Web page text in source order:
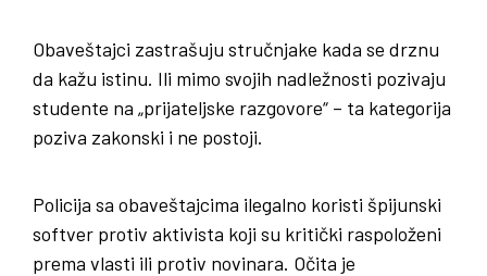
Obaveštajci zastrašuju stručnjake kada se drznu
da kažu istinu. Ili mimo svojih nadležnosti pozivaju
studente na „prijateljske razgovore“ – ta kategorija
poziva zakonski i ne postoji.
Policija sa obaveštajcima ilegalno koristi špijunski
softver protiv aktivista koji su kritički raspoloženi
prema vlasti ili protiv novinara. Očita je